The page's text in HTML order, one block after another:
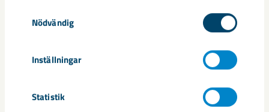
Nödvändig
Inställningar
Statistik